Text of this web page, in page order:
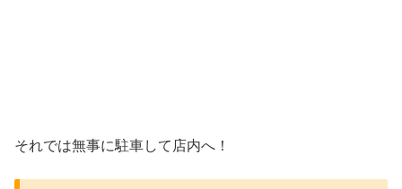
それでは無事に駐車して店内へ！